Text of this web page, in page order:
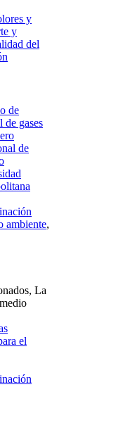
y
y
del
de
de gases
de
ambiente,
La
el